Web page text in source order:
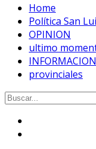
Home
Política San
OPINION
ultimo
INFORMACION
provinciales